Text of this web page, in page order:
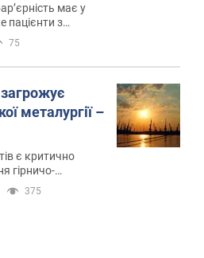
має у
пацієнти з
мати вільний
75
металургії –
є критично
гірничо-
375